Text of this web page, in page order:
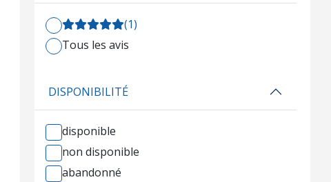
(1)
Tous les avis
DISPONIBILITÉ
disponible
non disponible
abandonné